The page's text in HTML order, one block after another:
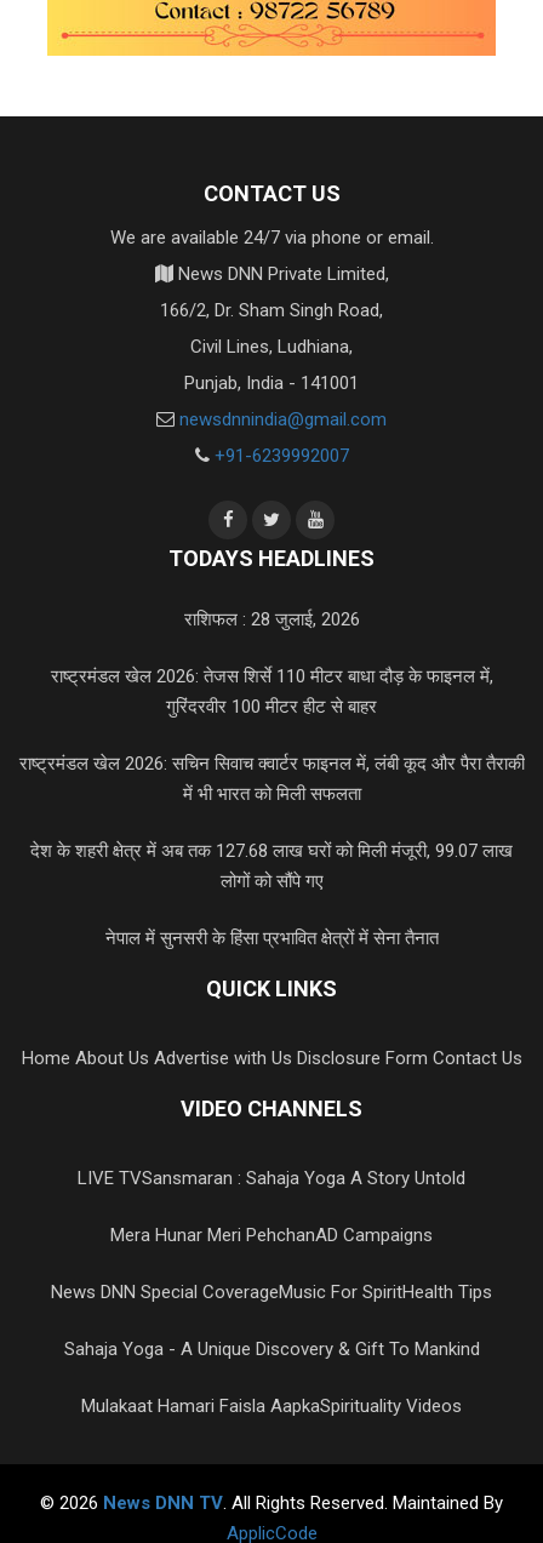
CONTACT US
We are available 24/7 via phone or email.
News DNN Private Limited,
166/2, Dr. Sham Singh Road,
Civil Lines, Ludhiana,
Punjab, India - 141001
newsdnnindia@gmail.com
+91-6239992007
TODAYS HEADLINES
राशिफल : 28 जुलाई, 2026
राष्ट्रमंडल खेल 2026: तेजस शिर्से 110 मीटर बाधा दौड़ के फाइनल में,
गुरिंदरवीर 100 मीटर हीट से बाहर
राष्ट्रमंडल खेल 2026: सचिन सिवाच क्वार्टर फाइनल में, लंबी कूद और पैरा तैराकी
में भी भारत को मिली सफलता
देश के शहरी क्षेत्र में अब तक 127.68 लाख घरों को मिली मंजूरी, 99.07 लाख
लोगों को सौंपे गए
नेपाल में सुनसरी के हिंसा प्रभावित क्षेत्रों में सेना तैनात
QUICK LINKS
Home About Us Advertise with Us Disclosure Form Contact Us
VIDEO CHANNELS
LIVE TVSansmaran : Sahaja Yoga A Story Untold
Mera Hunar Meri PehchanAD Campaigns
News DNN Special CoverageMusic For SpiritHealth Tips
Sahaja Yoga - A Unique Discovery & Gift To Mankind
Mulakaat Hamari Faisla AapkaSpirituality Videos
© 2026 News DNN TV. All Rights Reserved. Maintained By
ApplicCode